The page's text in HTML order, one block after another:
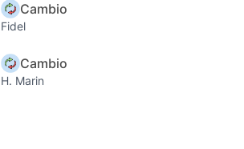
Cambio
Fidel
Cambio
H. Marin